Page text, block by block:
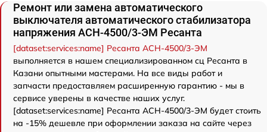
Ремонт или замена автоматического
выключателя автоматического стабилизатора
напряжения АСН-4500/3-ЭМ Ресанта
[dataset:services:name] Ресанта АСН-4500/3-ЭМ
выполняется в нашем специализированном сц Ресанта в
Казани опытными мастерами. На все виды работ и
запчасти предоставляем расширенную гарантию - мы в
сервисе уверены в качестве наших услуг.
[dataset:services:name] Ресанта АСН-4500/3-ЭМ будет стоить
на -15% дешевле при оформлении заказа на сайте через